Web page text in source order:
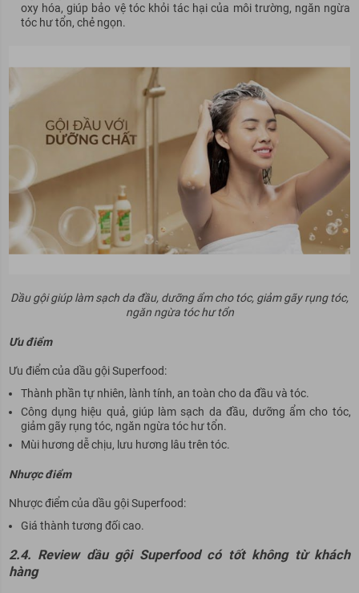
oxy hóa, giúp bảo vệ tóc khỏi tác hại của môi trường, ngăn ngừa
tóc hư tổn, chẻ ngọn.
Dầu gội giúp làm sạch da đầu, dưỡng ẩm cho tóc, giảm gãy rụng tóc,
ngăn ngừa tóc hư tổn
Ưu điểm
Ưu điểm của dầu gội Superfood:
Thành phần tự nhiên, lành tính, an toàn cho da đầu và tóc.
Công dụng hiệu quả, giúp làm sạch da đầu, dưỡng ẩm cho tóc,
giảm gãy rụng tóc, ngăn ngừa tóc hư tổn.
Mùi hương dễ chịu, lưu hương lâu trên tóc.
Nhược điểm
Nhược điểm của dầu gội Superfood:
Giá thành tương đối cao.
2.4. Review dầu gội Superfood có tốt không từ khách
hàng